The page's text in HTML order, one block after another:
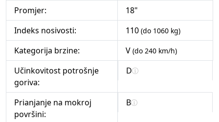
Promjer:
18"
Indeks nosivosti:
110 (do 1060 kg)
Kategorija brzine: V (do 240 km/h)
Učinkovitost potrošnje
goriva:
D
Prianjanje na mokroj
površini:
B